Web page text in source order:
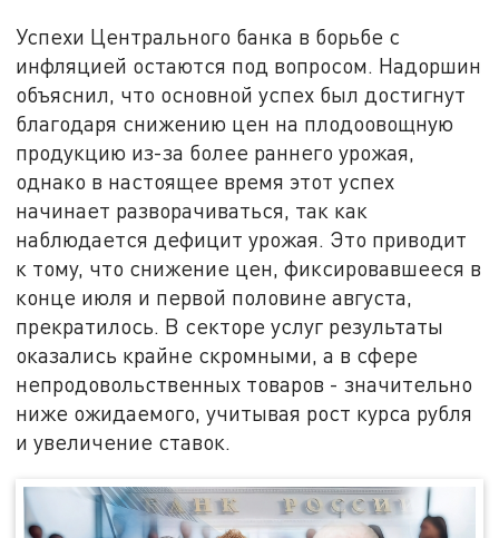
Успехи Центрального банка в борьбе с
инфляцией остаются под вопросом. Надоршин
объяснил, что основной успех был достигнут
благодаря снижению цен на плодоовощную
продукцию из-за более раннего урожая,
однако в настоящее время этот успех
начинает разворачиваться, так как
наблюдается дефицит урожая. Это приводит
к тому, что снижение цен, фиксировавшееся в
конце июля и первой половине августа,
прекратилось. В секторе услуг результаты
оказались крайне скромными, а в сфере
непродовольственных товаров - значительно
ниже ожидаемого, учитывая рост курса рубля
и увеличение ставок.